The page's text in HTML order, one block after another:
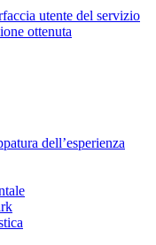
utente del servizio
ottenuta
dell’esperienza